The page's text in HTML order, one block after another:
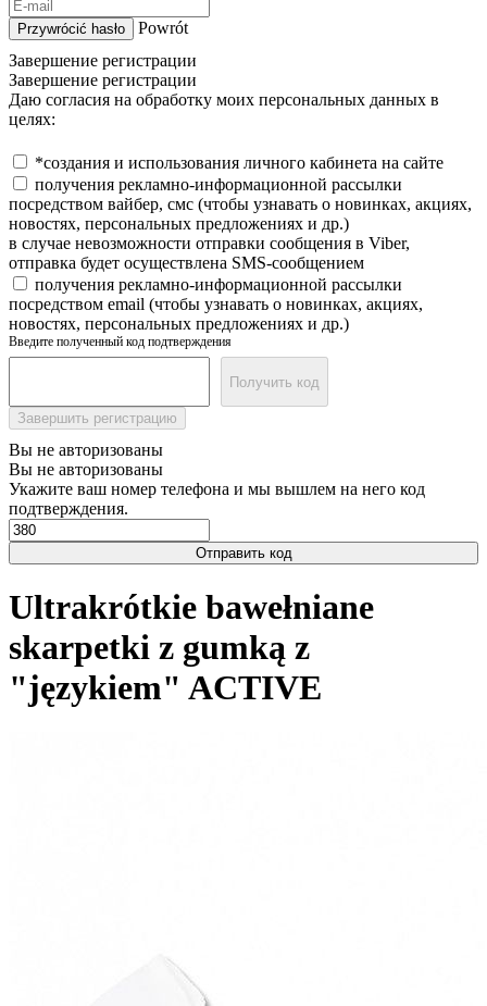
Przywrócić hasło
Powrót
Завершение регистрации
Завершение регистрации
Даю согласия на обработку моих персональных данных в
целях:
*создания и использования личного кабинета на сайте
получения рекламно-информационной рассылки
посредством вайбер, смс (чтобы узнавать о новинках, акциях,
новостях, персональных предложениях и др.)
в случае невозможности отправки сообщения в Viber,
отправка будет осуществлена SMS-сообщением
получения рекламно-информационной рассылки
посредством email (чтобы узнавать о новинках, акциях,
новостях, персональных предложениях и др.)
Введите полученный код подтверждения
Получить код
Завершить регистрацию
Вы не авторизованы
Вы не авторизованы
Укажите ваш номер телефона и мы вышлем на него код
подтверждения.
Отправить код
Ultrakrótkie bawełniane
skarpetki z gumką z
"językiem" ACTIVE